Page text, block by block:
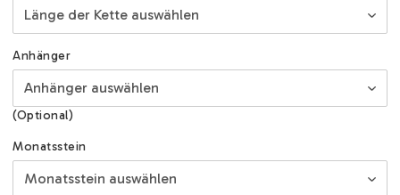
Anhänger
(Optional)
Monatsstein